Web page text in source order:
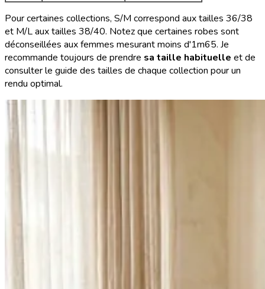
Pour certaines collections, S/M correspond aux tailles 36/38
et M/L aux tailles 38/40. Notez que certaines robes sont
déconseillées aux femmes mesurant moins d'1m65. Je
recommande toujours de prendre sa taille habituelle et de
consulter le guide des tailles de chaque collection pour un
rendu optimal.